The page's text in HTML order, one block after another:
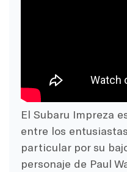
El Subaru Impreza
entre los
particular por su
personaje de Paul